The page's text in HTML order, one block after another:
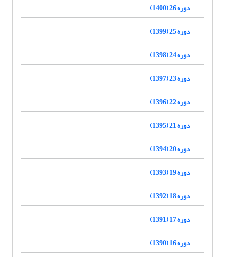
دوره 26 (1400)
دوره 25 (1399)
دوره 24 (1398)
دوره 23 (1397)
دوره 22 (1396)
دوره 21 (1395)
دوره 20 (1394)
دوره 19 (1393)
دوره 18 (1392)
دوره 17 (1391)
دوره 16 (1390)